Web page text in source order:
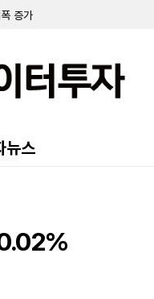
증가
가
장 시설 인수 완료
편으로 1개 세그먼트 통합 운영
뉴스